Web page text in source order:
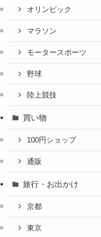
オリンピック
マラソン
モータースポーツ
野球
陸上競技
買い物
100円ショップ
通販
旅行・お出かけ
京都
東京